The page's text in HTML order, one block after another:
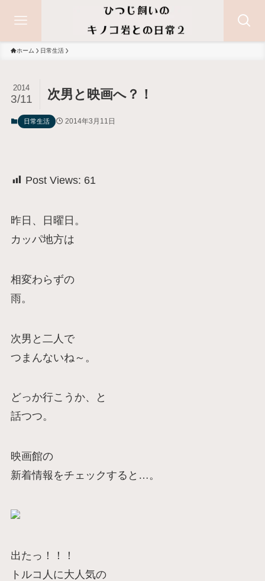
ホーム 日常生活
次男と映画へ？！
2014
3/11
日常生活 2014年3月11日
Post Views: 61
昨日、日曜日。
カッパ地方は
相変わらずの
雨。
次男と二人で
つまんないね～。
どっか行こうか、と
話つつ。
映画館の
新着情報をチェックすると…。
出たっ！！！
トルコ人に大人気の